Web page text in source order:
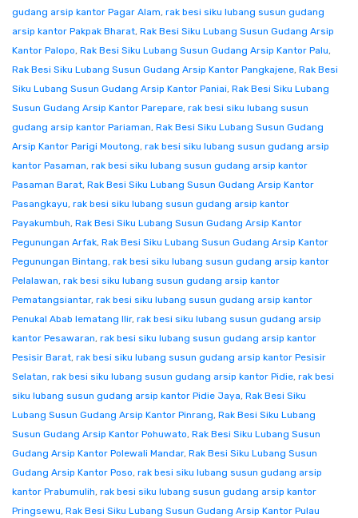
gudang arsip kantor Pagar Alam, rak besi siku lubang susun gudang
arsip kantor Pakpak Bharat, Rak Besi Siku Lubang Susun Gudang Arsip
Kantor Palopo, Rak Besi Siku Lubang Susun Gudang Arsip Kantor Palu,
Rak Besi Siku Lubang Susun Gudang Arsip Kantor Pangkajene, Rak Besi
Siku Lubang Susun Gudang Arsip Kantor Paniai, Rak Besi Siku Lubang
Susun Gudang Arsip Kantor Parepare, rak besi siku lubang susun
gudang arsip kantor Pariaman, Rak Besi Siku Lubang Susun Gudang
Arsip Kantor Parigi Moutong, rak besi siku lubang susun gudang arsip
kantor Pasaman, rak besi siku lubang susun gudang arsip kantor
Pasaman Barat, Rak Besi Siku Lubang Susun Gudang Arsip Kantor
Pasangkayu, rak besi siku lubang susun gudang arsip kantor
Payakumbuh, Rak Besi Siku Lubang Susun Gudang Arsip Kantor
Pegunungan Arfak, Rak Besi Siku Lubang Susun Gudang Arsip Kantor
Pegunungan Bintang, rak besi siku lubang susun gudang arsip kantor
Pelalawan, rak besi siku lubang susun gudang arsip kantor
Pematangsiantar, rak besi siku lubang susun gudang arsip kantor
Penukal Abab lematang Ilir, rak besi siku lubang susun gudang arsip
kantor Pesawaran, rak besi siku lubang susun gudang arsip kantor
Pesisir Barat, rak besi siku lubang susun gudang arsip kantor Pesisir
Selatan, rak besi siku lubang susun gudang arsip kantor Pidie, rak besi
siku lubang susun gudang arsip kantor Pidie Jaya, Rak Besi Siku
Lubang Susun Gudang Arsip Kantor Pinrang, Rak Besi Siku Lubang
Susun Gudang Arsip Kantor Pohuwato, Rak Besi Siku Lubang Susun
Gudang Arsip Kantor Polewali Mandar, Rak Besi Siku Lubang Susun
Gudang Arsip Kantor Poso, rak besi siku lubang susun gudang arsip
kantor Prabumulih, rak besi siku lubang susun gudang arsip kantor
Pringsewu, Rak Besi Siku Lubang Susun Gudang Arsip Kantor Pulau